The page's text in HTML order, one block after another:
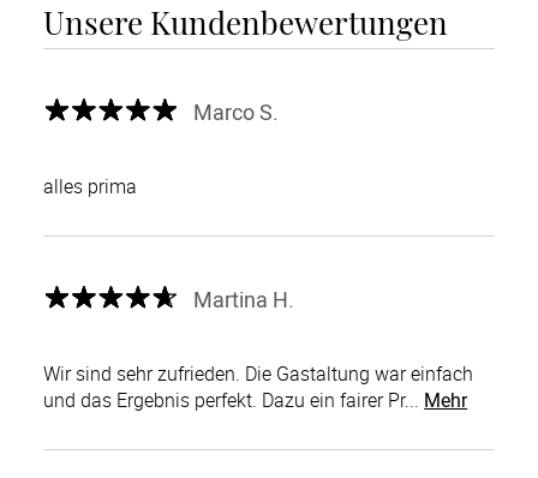
Unsere Kundenbewertungen
Marco S.
alles prima
Martina H.
Wir sind sehr zufrieden. Die Gastaltung war einfach
und das Ergebnis perfekt. Dazu ein fairer Pr... Mehr